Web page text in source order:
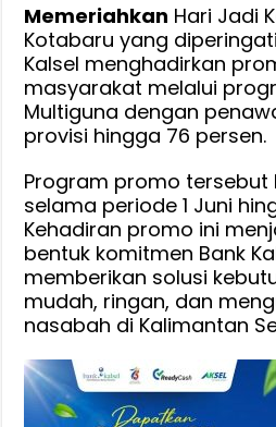
Hari
76
Memeriahkan Hari Jadi
Kotabaru yang
Kalsel menghadirkan
masyarakat melalui
Multiguna dengan
provisi hingga 76 persen.
Program promo tersebut
selama periode 1 Juni
Kehadiran promo ini
bentuk komitmen Bank
memberikan solusi
mudah, ringan, dan
nasabah di Kalimantan